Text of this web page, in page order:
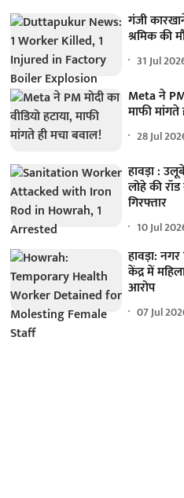
गंजी
श्रमिक की
31 Jul
Meta ने PM
माफी
28 Jul
हावड़ा :
लोहे की
गिरफ्तार
10 Jul
हावड़ा: नगर
केंद्र में
आरोप
07 Jul